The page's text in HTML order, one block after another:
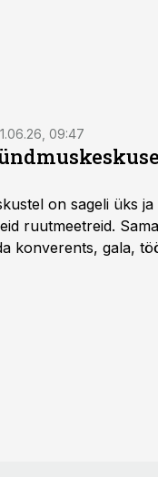
09:47
on sageli üks
ruutmeetreid.
konverents, gala,